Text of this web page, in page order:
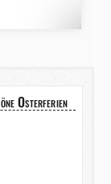
Osterferien